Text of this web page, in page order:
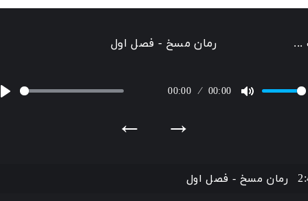
رمان مسخ - فصل اول
00:00 00:00
←
→
رمان مسخ - فصل اول